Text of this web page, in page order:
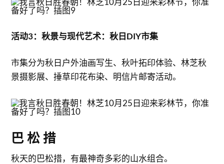
活动3：秋景与现代艺术：秋日DIY市集
市集分为秋日户外油画写生、秋叶拓印体验、林芝秋
景摄影展、捶草印花布染、明信片邮寄活动。
巴 松 措
秋天的巴松措，有最神奇多彩的山水组合。